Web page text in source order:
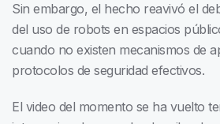
Sin embargo, el hecho reavivó el
del uso de robots en espacios
cuando no existen mecanismos de
protocolos de seguridad efectivos.
El video del momento se ha vuelto